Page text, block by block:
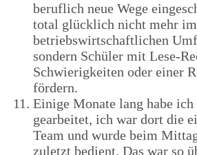
beruflich neue Wege
total glücklich nicht mehr im
betriebswirtschaftlichen
sondern Schüler mit Lese-
Schwierigkeiten oder einer
fördern.
Einige Monate lang habe ich
gearbeitet, ich war dort die
Team und wurde beim
zuletzt bedient. Das war so